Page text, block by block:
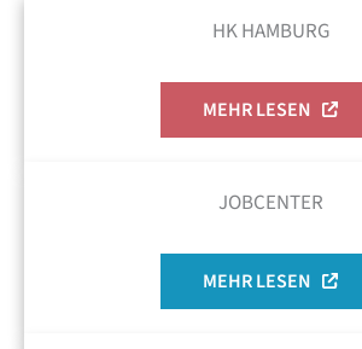
HK HAMBURG
MEHR LESEN
JOBCENTER
MEHR LESEN